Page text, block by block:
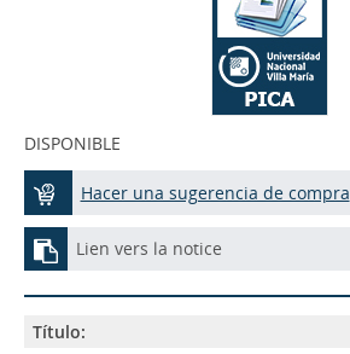
DISPONIBLE
Hacer una sugerencia de compra
Lien vers la notice
Título: